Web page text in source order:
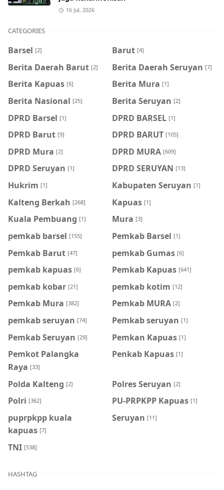
16 Jul, 2026
CATEGORIES
Barsel [2] Barut [4]
Berita Daerah Barut [2] Berita Daerah Seruyan [7]
Berita Kapuas [6] Berita Mura [1]
Berita Nasional [25] Berita Seruyan [2]
DPRD Barsel [1] DPRD BARSEL [1]
DPRD Barut [9] DPRD BARUT [105]
DPRD Mura [2] DPRD MURA [609]
DPRD Seruyan [1] DPRD SERUYAN [13]
Hukrim [1] Kabupaten Seruyan [1]
Kalteng Berkah [268] Kapuas [1]
Kuala Pembuang [1] Mura [3]
pemkab barsel [155] Pemkab Barsel [1]
Pemkab Barut [47] pemkab Gumas [6]
pemkab kapuas [6] Pemkab Kapuas [641]
pemkab kobar [21] pemkab kotim [12]
Pemkab Mura [382] Pemkab MURA [2]
pemkab seruyan [74] Pemkab seruyan [1]
Pemkab Seruyan [29] Pemkan Kapuas [1]
Pemkot Palangka
Raya [33]
Penkab Kapuas [1]
Polda Kalteng [2] Polres Seruyan [2]
Polri [362] PU-PRPKPP Kapuas [1]
puprpkpp kuala
kapuas [7]
Seruyan [11]
TNI [538]
HASHTAG